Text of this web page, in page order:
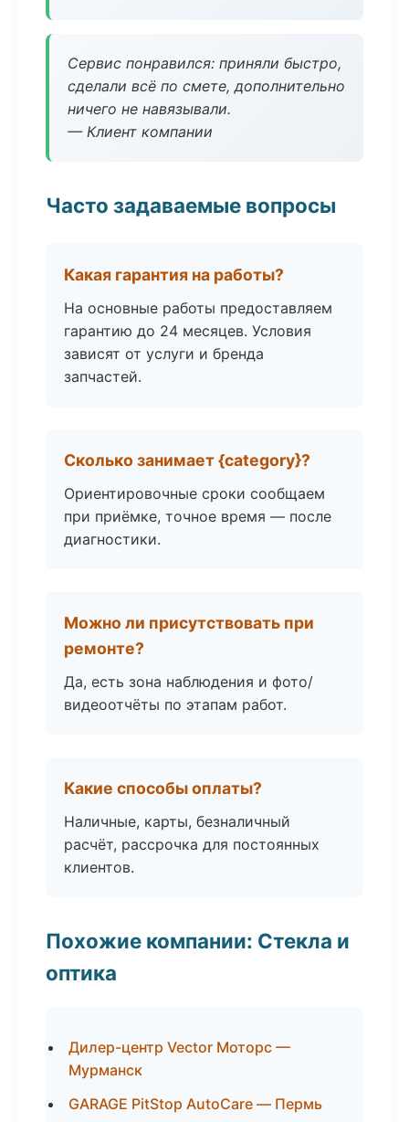
Сервис понравился: приняли быстро,
сделали всё по смете, дополнительно
ничего не навязывали.
— Клиент компании
Часто задаваемые вопросы
Какая гарантия на работы?
На основные работы предоставляем
гарантию до 24 месяцев. Условия
зависят от услуги и бренда
запчастей.
Сколько занимает {category}?
Ориентировочные сроки сообщаем
при приёмке, точное время — после
диагностики.
Можно ли присутствовать при
ремонте?
Да, есть зона наблюдения и фото/
видеоотчёты по этапам работ.
Какие способы оплаты?
Наличные, карты, безналичный
расчёт, рассрочка для постоянных
клиентов.
Похожие компании: Стекла и
оптика
Дилер-центр Vector Моторс —
Мурманск
GARAGE PitStop AutoCare — Пермь